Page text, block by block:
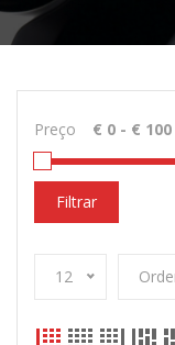
Preço
Filtrar
12